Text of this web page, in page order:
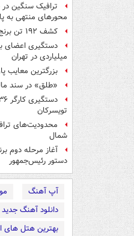
ترافیک سنگین
محورهای منتهی به
کشف ۱۹۲ تن برنج احتکارشده در بندرعباس
میلیاردی در تهران
بزرگترین معایب
«طلق» در سند
تویسرکان
محدودیت‌های
شمال‌
آغاز مرحله دوم
دستور رئیس‌جمهور
آپ آهنگ
دانلود آهنگ جدید
بهترین هتل های